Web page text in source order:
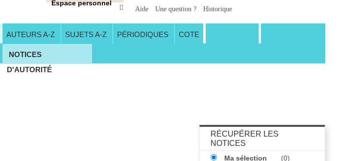
Espace personnel
Aide Une question ? Historique
AUTEURS A-Z SUJETS A-Z PÉRIODIQUES COTE
NOTICES
D'AUTORITÉ
RÉCUPÉRER LES
NOTICES
Ma sélection (0)